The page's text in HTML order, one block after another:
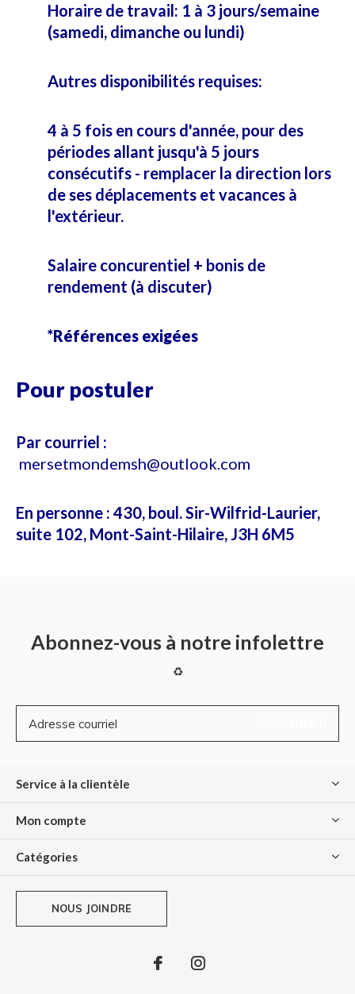
Horaire de travail: 1 à 3 jours/semaine
(samedi, dimanche ou lundi)
Autres disponibilités requises:
4 à 5 fois en cours d'année, pour des
périodes allant jusqu'à 5 jours
consécutifs - remplacer la direction lors
de ses déplacements et vacances à
l'extérieur.
Salaire concurentiel + bonis de
rendement (à discuter)
*Références exigées
Pour postuler
Par courriel :
mersetmondemsh@outlook.com
En personne : 430, boul. Sir-Wilfrid-Laurier,
suite 102, Mont-Saint-Hilaire, J3H 6M5
Abonnez-vous à notre infolettre
♻
Service à la clientèle
Mon compte
Catégories
NOUS JOINDRE